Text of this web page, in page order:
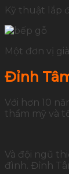
Kỹ thuật lắp
Một đơn vị
Đỉnh
Với hơn 10
thẩm mỹ và
Và đội ngũ
đình. Đỉnh